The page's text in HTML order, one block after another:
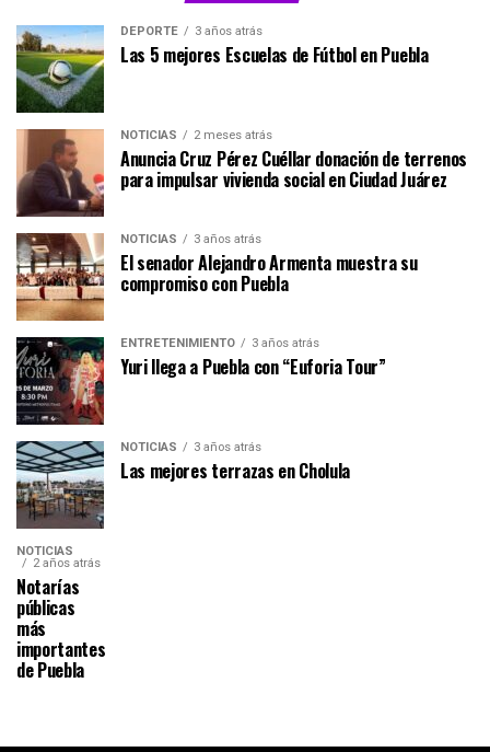
DEPORTE 3 años atrás
Las 5 mejores Escuelas de Fútbol en Puebla
NOTICIAS 2 meses atrás
Anuncia Cruz Pérez Cuéllar donación de terrenos
para impulsar vivienda social en Ciudad Juárez
NOTICIAS 3 años atrás
El senador Alejandro Armenta muestra su
compromiso con Puebla
ENTRETENIMIENTO 3 años atrás
Yuri llega a Puebla con “Euforia Tour”
NOTICIAS 3 años atrás
Las mejores terrazas en Cholula
NOTICIAS
2 años atrás
Notarías
públicas
más
importantes
de Puebla